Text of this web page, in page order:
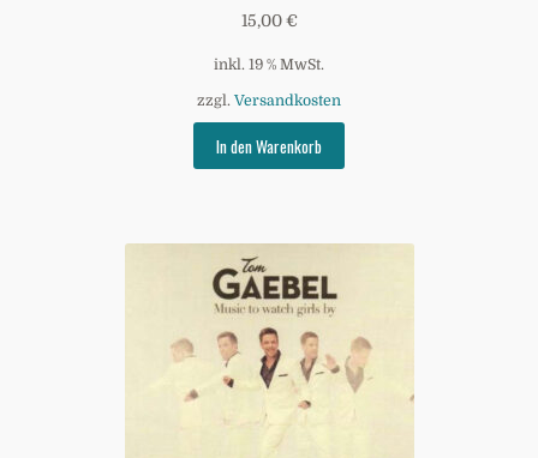
15,00 €
inkl. 19 % MwSt.
zzgl. Versandkosten
In den Warenkorb